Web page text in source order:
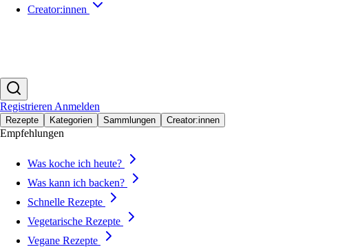
Creator:innen
Registrieren Anmelden
Rezepte Kategorien Sammlungen Creator:innen
Empfehlungen
Was koche ich heute?
Was kann ich backen?
Schnelle Rezepte
Vegetarische Rezepte
Vegane Rezepte